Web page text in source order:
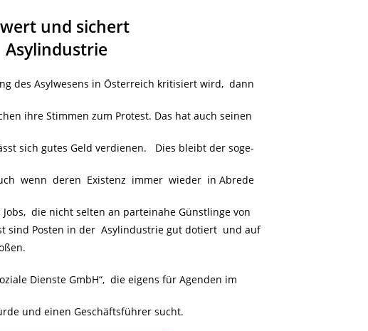
und sichert
des Asylwesens in Österreich kritisiert wird, dann
ihre Stimmen zum Protest. Das hat auch seinen
sich gutes Geld verdienen. Dies bleibt der soge-
wenn deren Existenz immer wieder in Abrede
die nicht selten an parteinahe Günstlinge von
Posten in der Asylindustrie gut dotiert und auf
Dienste GmbH“, die eigens für Agenden im
und einen Geschäftsführer sucht.